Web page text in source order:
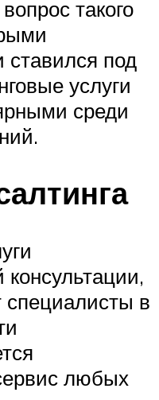
такого
под
услуги
среди
специалисты в
любых